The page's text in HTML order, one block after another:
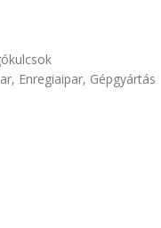
, Enregiaipar, Gépgyártás